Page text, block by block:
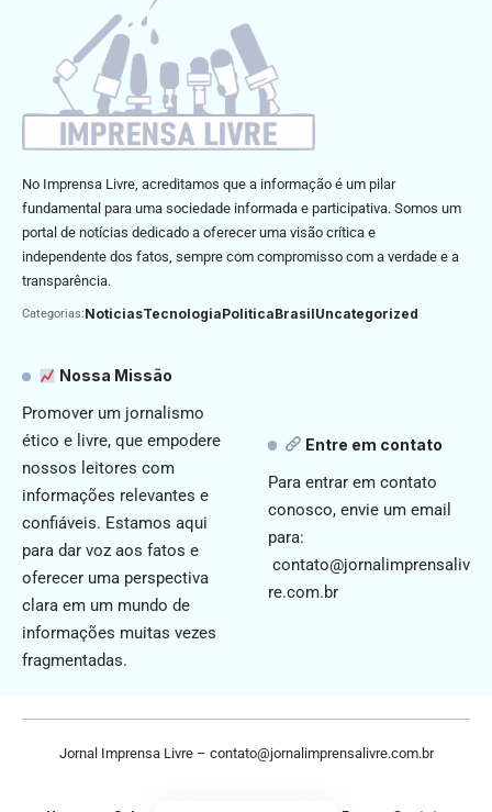
No Imprensa Livre, acreditamos que a informação é um pilar
fundamental para uma sociedade informada e participativa. Somos um
portal de notícias dedicado a oferecer uma visão crítica e
independente dos fatos, sempre com compromisso com a verdade e a
transparência.
Categorias:NoticiasTecnologiaPoliticaBrasilUncategorized
Nossa Missão
Promover um jornalismo
ético e livre, que empodere
nossos leitores com
informações relevantes e
confiáveis. Estamos aqui
para dar voz aos fatos e
oferecer uma perspectiva
clara em um mundo de
informações muitas vezes
fragmentadas.
Entre em contato
Para entrar em contato
conosco, envie um email
para:
contato@jornalimprensaliv
re.com.br
Jornal Imprensa Livre – contato@jornalimprensalivre.com.br